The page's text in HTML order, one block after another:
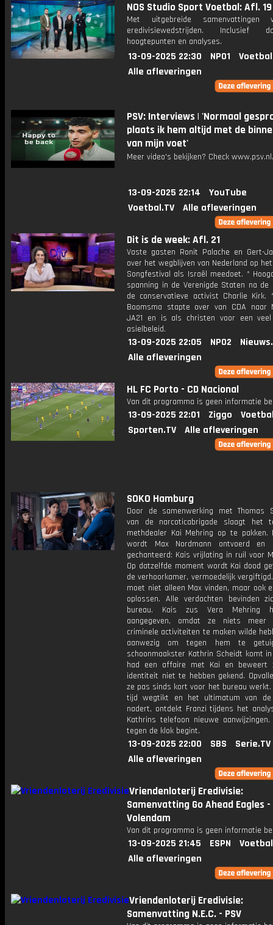
NOS Studio Sport Voetbal: Afl. 19
Met uitgebreide samenvattingen
eredivisiewedstrijden. Inclusief
hoogtepunten en analyses.
13-09-2025 22:30 NPO1
Alle afleveringen
PSV: Interviews | 'Normaal
plaats ik hem altijd met de
van mijn voet'
Meer video's bekijken? Check
13-09-2025 22:14
YouTube
Voetbal.TV
Alle afleveringen
Dit is de week: Afl. 21
Vaste gasten Ronit Palache en Gert-
over het wegblijven van Nederland op
Songfestival als Israël meedoet. *
spanning in de Verenigde Staten na de
de conservatieve activist Charlie Kirk.
Boomsma stapte over van CDA naar
JA21 en is als christen voor een
asielbeleid.
13-09-2025 22:05 NPO2
Alle afleveringen
HL FC Porto - CD Nacional
Van dit programma is geen informatie
13-09-2025 22:01 Ziggo
Sporten.TV
Alle afleveringen
SOKO Hamburg
Door de samenwerking met Thomas
van de narcoticabrigade slaagt het
methdealer Kai Mehring op te pakken.
wordt Max Nordmann ontvoerd en
gechanteerd: Kais vrijlating in ruil voor
Op datzelfde moment wordt Kai dood
de verhoorkamer, vermoedelijk vergiftigd.
moet niet alleen Max vinden, maar ook
oplossen. Alle verdachten bevinden
bureau. Kais zus Vera Mehring
aangegeven, omdat ze niets
criminele activiteiten te maken wilde
aanwezig om tegen hem te
schoonmaakster Kathrin Scheidt komt
had een affaire met Kai en beweert
identiteit niet te hebben gekend.
ze pas sinds kort voor het bureau werkt.
tijd wegtikt en het ultimatum van de
nadert, ontdekt Franzi tijdens het
Kathrins telefoon nieuwe
tegen de klok begint.
13-09-2025 22:00 SBS
Serie.TV
Alle afleveringen
Vriendenloterij Eredivisie:
Samenvatting Go Ahead Eagles -
Volendam
Van dit programma is geen informatie
13-09-2025 21:45 ESPN
Alle afleveringen
Vriendenloterij Eredivisie:
Samenvatting N.E.C. - PSV